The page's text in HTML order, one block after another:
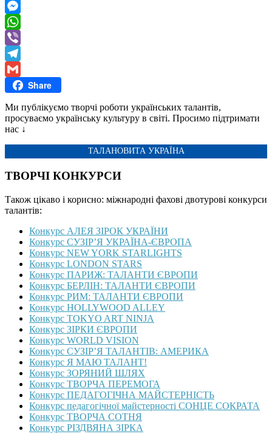
Twitter
Messenger
WhatsApp
Viber
Telegram
GmailShare
Ми публікуємо творчі роботи українських талантів,
просуваємо українську культуру в світі. Просимо підтримати
нас ↓
ТАЛАНОВИТА УКРАЇНА
ТВОРЧІ КОНКУРСИ
Також цікаво і корисно: міжнародні фахові двотурові конкурси
талантів:
Конкурс АЛЕЯ ЗІРОК УКРАЇНИ
Конкурс СУЗІР’Я УКРАЇНА-ЄВРОПА
Конкурс NEW YORK STARLIGHTS
Конкурс LONDON STARS
Конкурс ПАРИЖ: ТАЛАНТИ ЄВРОПИ
Конкурс БЕРЛІН: ТАЛАНТИ ЄВРОПИ
Конкурс РИМ: ТАЛАНТИ ЄВРОПИ
Конкурс HOLLYWOOD ALLEY
Конкурс TOKYO ART NINJA
Конкурс ЗІРКИ ЄВРОПИ
Конкурс WORLD VISION
Конкурс СУЗІР’Я ТАЛАНТІВ: АМЕРИКА
Конкурс Я МАЮ ТАЛАНТ!
Конкурс ЗОРЯНИЙ ШЛЯХ
Конкурс ТВОРЧА ПЕРЕМОГА
Конкурс ПЕДАГОГІЧНА МАЙСТЕРНІСТЬ
Конкурс педагогічної майстерності СОНЦЕ СОКРАТА
Конкурс ТВОРЧА СОТНЯ
Конкурс РІЗДВЯНА ЗІРКА